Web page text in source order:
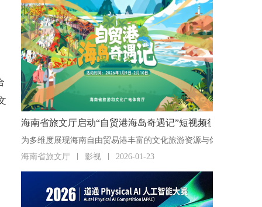
海南省旅文厅启动“自贸港海岛奇遇记”短视频征集活动
海南省旅文厅 影视 2026-01-23